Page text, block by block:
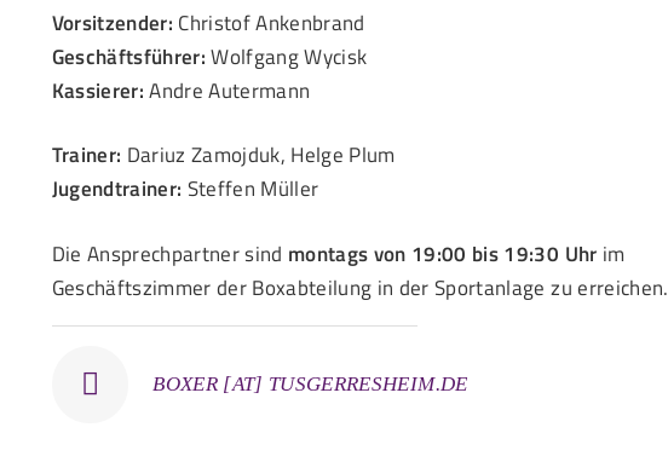
Vorsitzender: Christof Ankenbrand
Geschäftsführer:Wolfgang Wycisk
Kassierer:Andre Autermann
Trainer: Dariuz Zamojduk, Helge Plum
Jugendtrainer: Steffen Müller
Die Ansprechpartner sind montags von 19:00 bis 19:30 Uhr im
Geschäftszimmer der Boxabteilung in der Sportanlage zu erreichen.
BOXER [AT] TUSGERRESHEIM.DE